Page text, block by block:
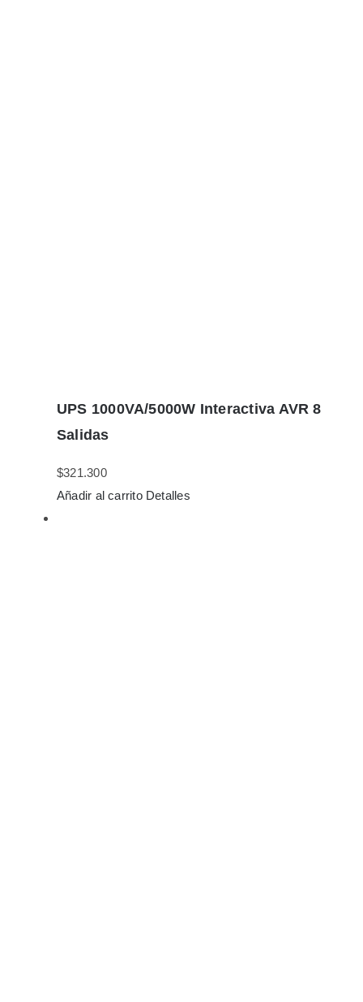
UPS 1000VA/5000W Interactiva AVR 8
Salidas
$321.300
Añadir al carrito Detalles